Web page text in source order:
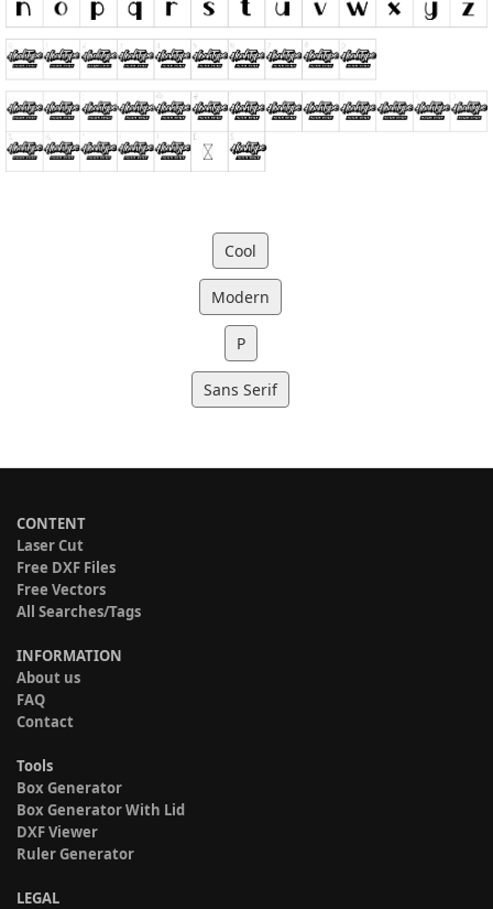
Cool
Modern
P
Sans Serif
CONTENT
Laser Cut
Free DXF Files
Free Vectors
All Searches/Tags
INFORMATION
About us
FAQ
Contact
Tools
Box Generator
Box Generator With Lid
DXF Viewer
Ruler Generator
LEGAL